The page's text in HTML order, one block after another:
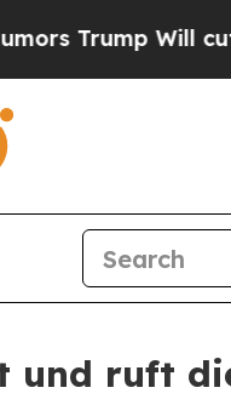
Will cut Pirro
ruft